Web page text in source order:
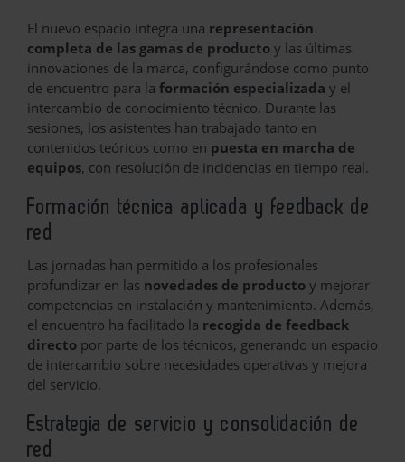
El nuevo espacio integra una representación
completa de las gamas de producto y las últimas
innovaciones de la marca, configurándose como punto
de encuentro para la formación especializada y el
intercambio de conocimiento técnico. Durante las
sesiones, los asistentes han trabajado tanto en
contenidos teóricos como en puesta en marcha de
equipos, con resolución de incidencias en tiempo real.
Formación técnica aplicada y feedback de
red
Las jornadas han permitido a los profesionales
profundizar en las novedades de producto y mejorar
competencias en instalación y mantenimiento. Además,
el encuentro ha facilitado la recogida de feedback
directo por parte de los técnicos, generando un espacio
de intercambio sobre necesidades operativas y mejora
del servicio.
Estrategia de servicio y consolidación de
red